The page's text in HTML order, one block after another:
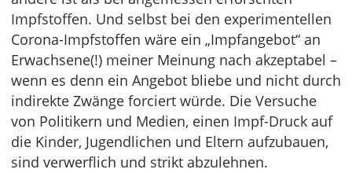
Impfstoffen. Und selbst bei den experimentellen
Corona-Impfstoffen wäre ein „Impfangebot“ an
Erwachsene(!) meiner Meinung nach akzeptabel –
wenn es denn ein Angebot bliebe und nicht durch
indirekte Zwänge forciert würde. Die Versuche
von Politikern und Medien, einen Impf-Druck auf
die Kinder, Jugendlichen und Eltern aufzubauen,
sind verwerflich und strikt abzulehnen.